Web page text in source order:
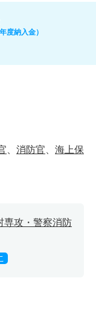
年度納入金）
消防官
海上保
専攻・警察消防